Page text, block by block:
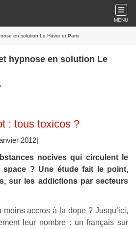
MENU
en solution Le Havre et Paris
hypnose en solution Le
: tous toxicos ?
2012|
nocives qui circulent le
? Une étude fait le point,
sur les addictions par secteurs
moins accros à la dope ? Jusqu’ici,
leur nombre : un français sur